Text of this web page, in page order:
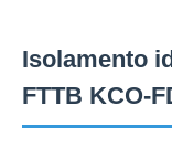
Isolamento
FTTB KCO-